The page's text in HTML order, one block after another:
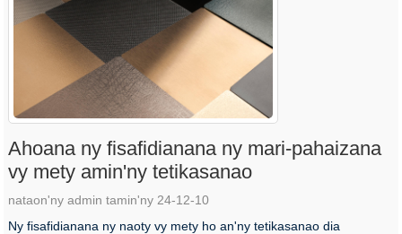
Ahoana ny fisafidianana ny mari-pahaizana
vy mety amin'ny tetikasanao
nataon'ny admin tamin'ny 24-12-10
Ny fisafidianana ny naoty vy mety ho an'ny tetikasanao dia